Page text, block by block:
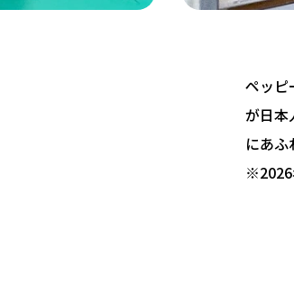
ペッピ
が日本
にあふ
※2026